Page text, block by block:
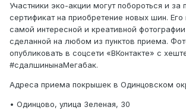
Участники эко-акции могут побороться и за
сертификат на приобретение новых шин. Его
самой интересной и креативной
сделанной на любом из пунктов приема.
опубликовать в соцсети «ВКонтакте» с
#сдалшинынаМегабак.
Адреса приема покрышек в Одинцовском
• Одинцово, улица Зеленая, 30